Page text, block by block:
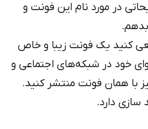
در مورد نام این فونت و
کنید یک فونت زیبا و خاص
خود در شبکه‌های اجتماعی و
با همان فونت منتشر کنید.
سازی دارد.